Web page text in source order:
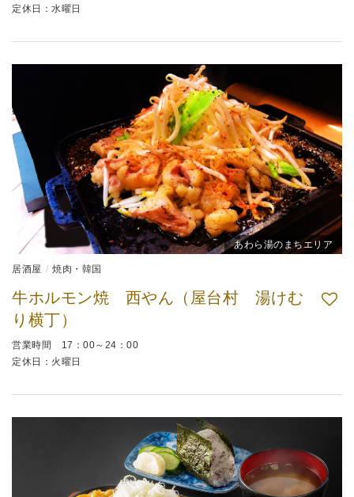
定休日：水曜日
あわら湯のまちエリア
居酒屋 焼肉・韓国
牛ホルモン焼 西やん（屋台村 湯けむ
り横丁）
営業時間 17：00～24：00
定休日：火曜日